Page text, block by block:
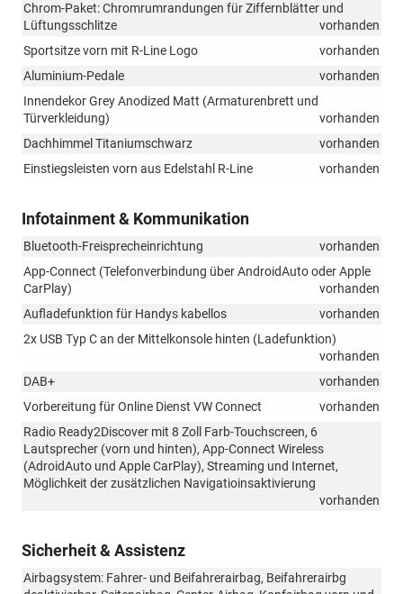
Chrom-Paket: Chromrumrandungen für Ziffernblätter und
Lüftungsschlitze
vorhanden
Sportsitze vorn mit R-Line Logo
vorhanden
Aluminium-Pedale
vorhanden
Innendekor Grey Anodized Matt (Armaturenbrett und
Türverkleidung)
vorhanden
Dachhimmel Titaniumschwarz
vorhanden
Einstiegsleisten vorn aus Edelstahl R-Line
vorhanden
Infotainment & Kommunikation
Bluetooth-Freisprecheinrichtung
vorhanden
App-Connect (Telefonverbindung über AndroidAuto oder Apple
CarPlay)
vorhanden
Aufladefunktion für Handys kabellos
vorhanden
2x USB Typ C an der Mittelkonsole hinten (Ladefunktion)
vorhanden
DAB+
vorhanden
Vorbereitung für Online Dienst VW Connect
vorhanden
Radio Ready2Discover mit 8 Zoll Farb-Touchscreen, 6
Lautsprecher (vorn und hinten), App-Connect Wireless
(AdroidAuto und Apple CarPlay), Streaming und Internet,
Möglichkeit der zusätzlichen Navigatioinsaktivierung
vorhanden
Sicherheit & Assistenz
Airbagsystem: Fahrer- und Beifahrerairbag, Beifahrerairbg